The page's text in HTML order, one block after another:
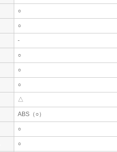
○
○
-
○
○
○
△
ABS（○）
○
○